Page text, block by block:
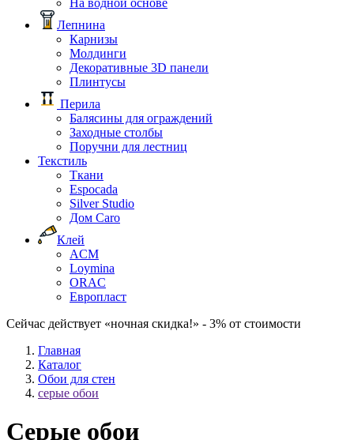
На водной основе
Лепнина
Карнизы
Молдинги
Декоративные 3D панели
Плинтусы
Перила
Балясины для ограждений
Заходные столбы
Поручни для лестниц
Текстиль
Ткани
Espocada
Silver Studio
Дом Caro
Клей
ACM
Loymina
ORAC
Европласт
Сейчас действует «ночная скидка!» - 3% от стоимости
Главная
Каталог
Обои для стен
серые обои
Серые обои